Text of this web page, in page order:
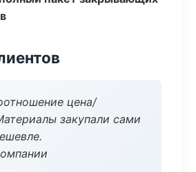
цена/
закупали сами